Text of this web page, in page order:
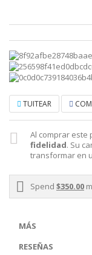
TUITEAR
Al comprar este
fidelidad. Su
transformar en
Spend $350.00
MÁS
RESEÑAS